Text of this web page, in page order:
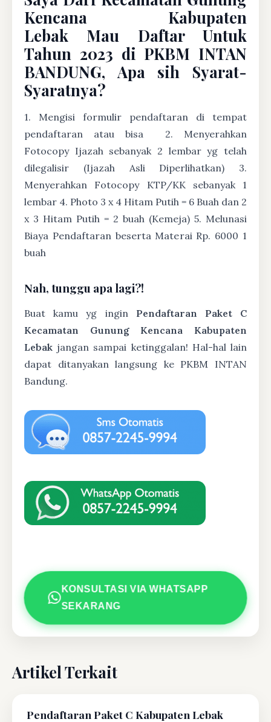
Kencana Kabupaten
Lebak Mau Daftar Untuk
Tahun 2023 di PKBM INTAN
BANDUNG, Apa sih Syarat-
Syaratnya?
1. Mengisi formulir pendaftaran di tempat
pendaftaran atau bisa
2. Menyerahkan
Fotocopy Ijazah sebanyak 2 lembar yg telah
dilegalisir (Ijazah Asli Diperlihatkan) 3.
Menyerahkan Fotocopy KTP/KK sebanyak 1
lembar 4. Photo 3 x 4 Hitam Putih = 6 Buah dan 2
x 3 Hitam Putih = 2 buah (Kemeja) 5. Melunasi
Biaya Pendaftaran beserta Materai Rp. 6000 1
buah
Nah, tunggu apa lagi?!
Buat kamu yg ingin Pendaftaran Paket C
Kecamatan Gunung Kencana Kabupaten
Lebak jangan sampai ketinggalan! Hal-hal lain
dapat ditanyakan langsung ke PKBM INTAN
Bandung.
KONSULTASI VIA WHATSAPP
SEKARANG
Artikel Terkait
Pendaftaran Paket C Kabupaten Lebak